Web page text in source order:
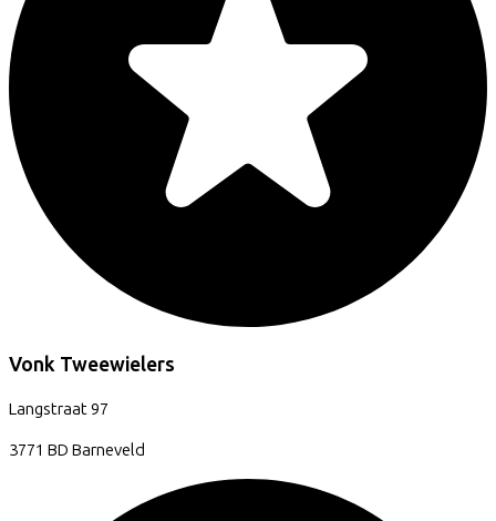
Vonk Tweewielers
Langstraat97
3771 BD Barneveld